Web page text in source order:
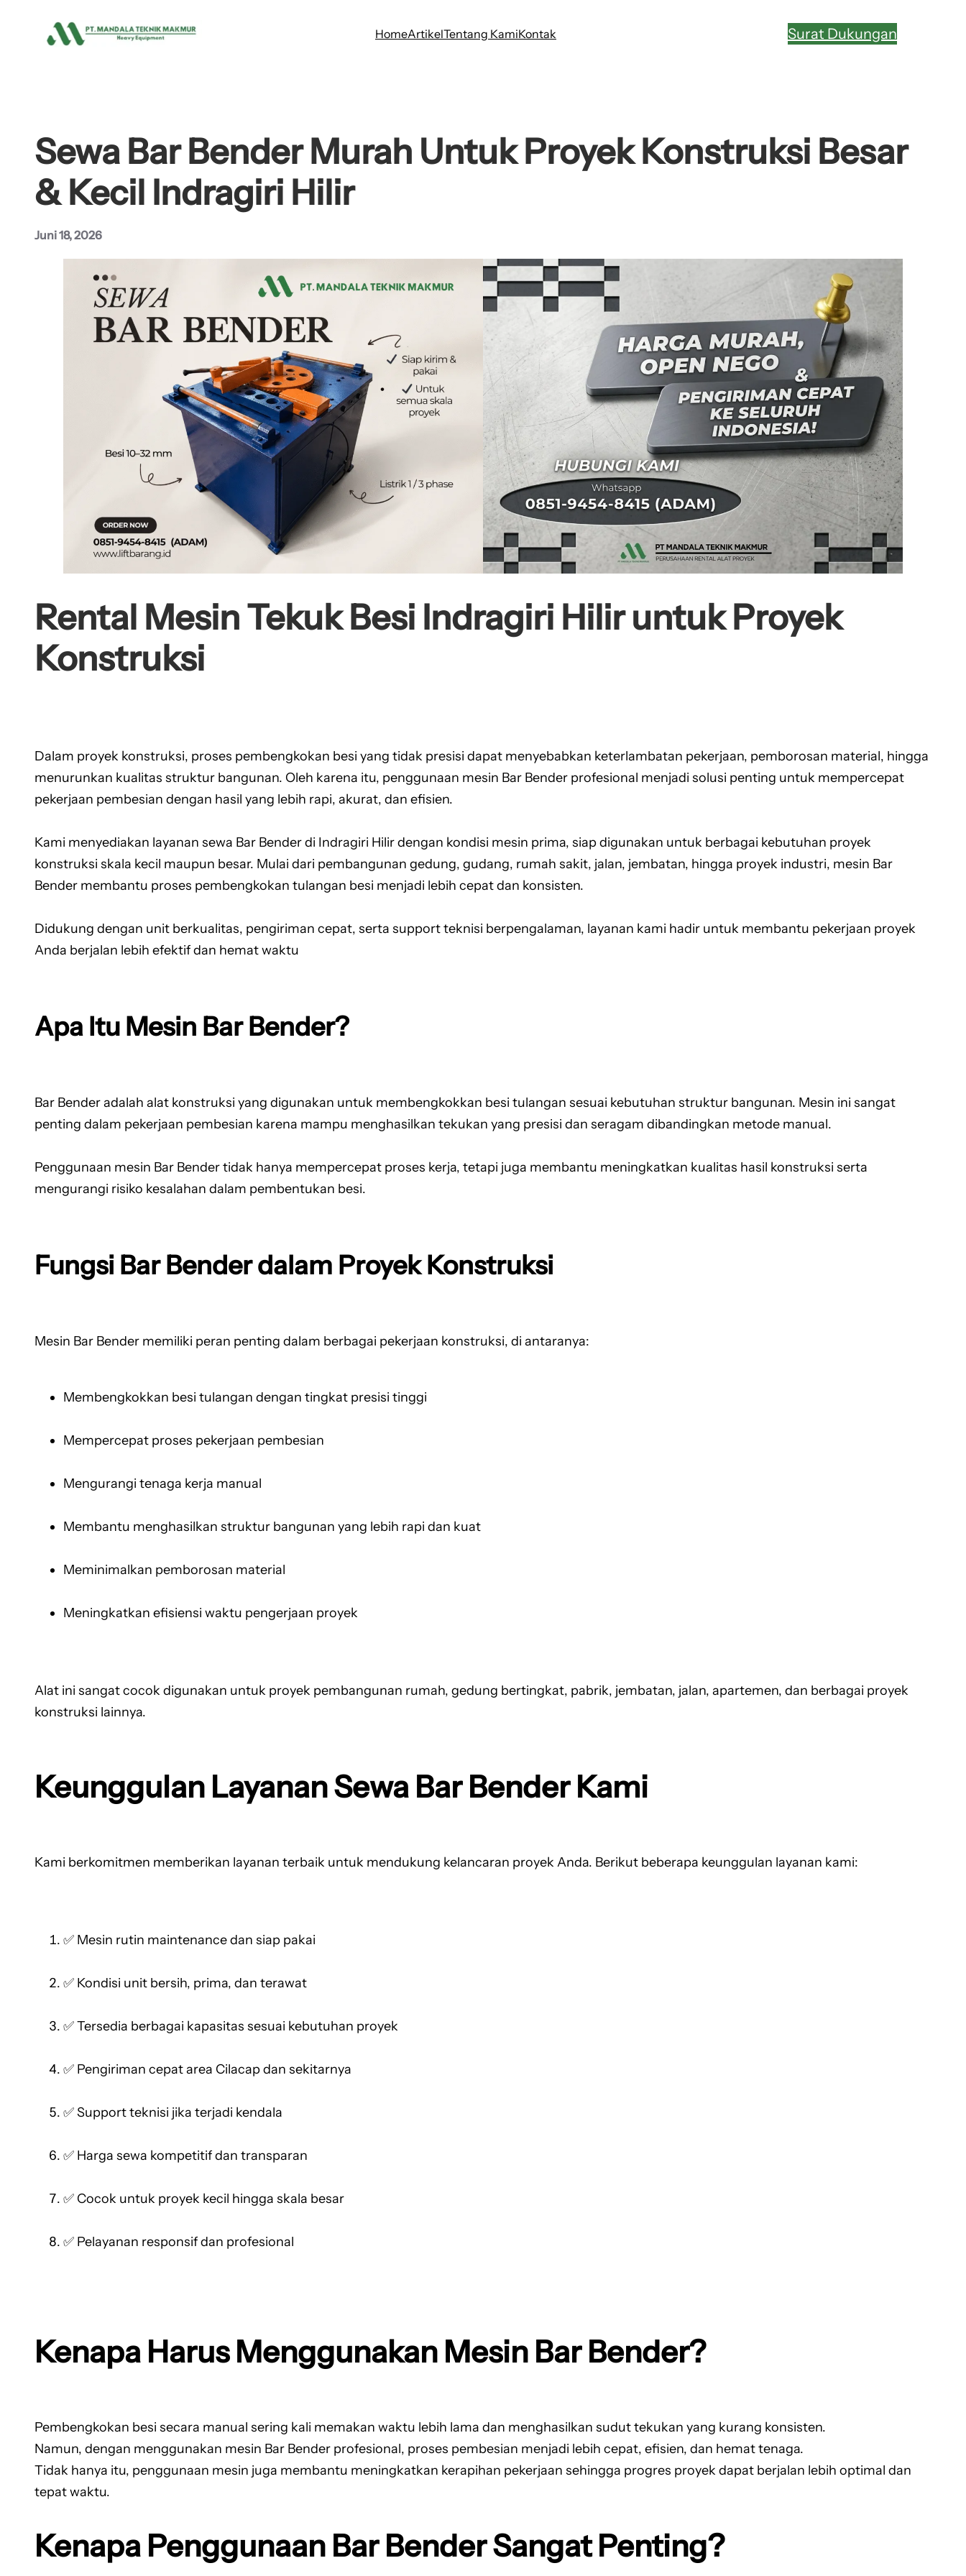
HomeArtikelTentang KamiKontak Surat Dukungan
Sewa Bar Bender Murah Untuk Proyek Konstruksi Besar
& Kecil Indragiri Hilir
Juni 18, 2026
Rental Mesin Tekuk Besi Indragiri Hilir untuk Proyek
Konstruksi
Dalam proyek konstruksi, proses pembengkokan besi yang tidak presisi dapat menyebabkan keterlambatan pekerjaan, pemborosan material, hingga
menurunkan kualitas struktur bangunan. Oleh karena itu, penggunaan mesin Bar Bender profesional menjadi solusi penting untuk mempercepat
pekerjaan pembesian dengan hasil yang lebih rapi, akurat, dan efisien.
Kami menyediakan layanan sewa Bar Bender di Indragiri Hilir dengan kondisi mesin prima, siap digunakan untuk berbagai kebutuhan proyek
konstruksi skala kecil maupun besar. Mulai dari pembangunan gedung, gudang, rumah sakit, jalan, jembatan, hingga proyek industri, mesin Bar
Bender membantu proses pembengkokan tulangan besi menjadi lebih cepat dan konsisten.
Didukung dengan unit berkualitas, pengiriman cepat, serta support teknisi berpengalaman, layanan kami hadir untuk membantu pekerjaan proyek
Anda berjalan lebih efektif dan hemat waktu
Apa Itu Mesin Bar Bender?
Bar Bender adalah alat konstruksi yang digunakan untuk membengkokkan besi tulangan sesuai kebutuhan struktur bangunan. Mesin ini sangat
penting dalam pekerjaan pembesian karena mampu menghasilkan tekukan yang presisi dan seragam dibandingkan metode manual.
Penggunaan mesin Bar Bender tidak hanya mempercepat proses kerja, tetapi juga membantu meningkatkan kualitas hasil konstruksi serta
mengurangi risiko kesalahan dalam pembentukan besi.
Fungsi Bar Bender dalam Proyek Konstruksi
Mesin Bar Bender memiliki peran penting dalam berbagai pekerjaan konstruksi, di antaranya:
Membengkokkan besi tulangan dengan tingkat presisi tinggi
Mempercepat proses pekerjaan pembesian
Mengurangi tenaga kerja manual
Membantu menghasilkan struktur bangunan yang lebih rapi dan kuat
Meminimalkan pemborosan material
Meningkatkan efisiensi waktu pengerjaan proyek
Alat ini sangat cocok digunakan untuk proyek pembangunan rumah, gedung bertingkat, pabrik, jembatan, jalan, apartemen, dan berbagai proyek
konstruksi lainnya.
Keunggulan Layanan Sewa Bar Bender Kami
Kami berkomitmen memberikan layanan terbaik untuk mendukung kelancaran proyek Anda. Berikut beberapa keunggulan layanan kami:
✅ Mesin rutin maintenance dan siap pakai
✅ Kondisi unit bersih, prima, dan terawat
✅ Tersedia berbagai kapasitas sesuai kebutuhan proyek
✅ Pengiriman cepat area Cilacap dan sekitarnya
✅ Support teknisi jika terjadi kendala
✅ Harga sewa kompetitif dan transparan
✅ Cocok untuk proyek kecil hingga skala besar
✅ Pelayanan responsif dan profesional
Kenapa Harus Menggunakan Mesin Bar Bender?
Pembengkokan besi secara manual sering kali memakan waktu lebih lama dan menghasilkan sudut tekukan yang kurang konsisten.
Namun, dengan menggunakan mesin Bar Bender profesional, proses pembesian menjadi lebih cepat, efisien, dan hemat tenaga.
Tidak hanya itu, penggunaan mesin juga membantu meningkatkan kerapihan pekerjaan sehingga progres proyek dapat berjalan lebih optimal dan
tepat waktu.
Kenapa Penggunaan Bar Bender Sangat Penting?